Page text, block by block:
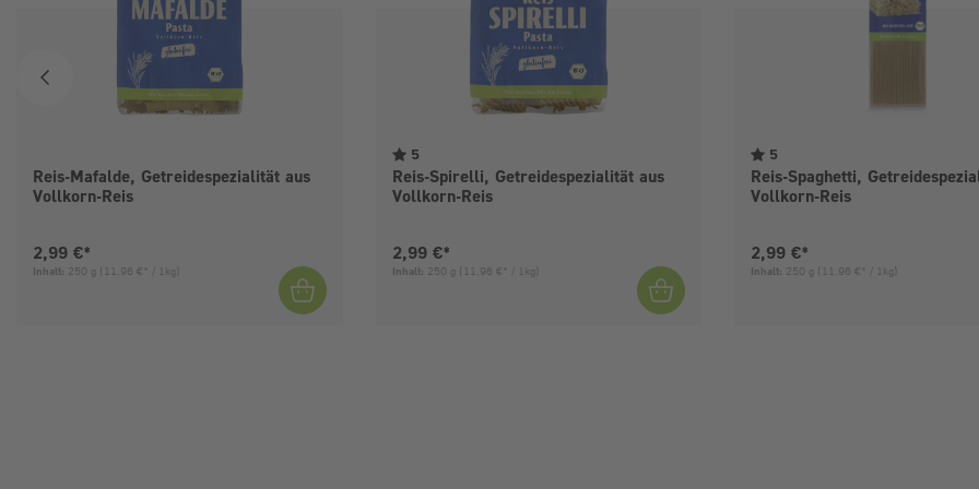
Reis-Mafalde, Getreidespezialität aus
Vollkorn-Reis
Aktueller Preis:
2,99 €*
Inhalt: 250 g (11,96 €* / 1kg)
5
Reis-Spirelli, Getreidespezialität aus
Vollkorn-Reis
Aktueller Preis:
2,99 €*
Inhalt: 250 g (11,96 €* / 1kg)
5
Reis-Spaghetti,
Vollkorn-Reis
Aktueller Preis:
2,99 €*
Inhalt: 250 g (11,96 €* / 1kg)